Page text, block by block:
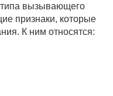
типа вызывающего
признаки, которые
К ним относятся: